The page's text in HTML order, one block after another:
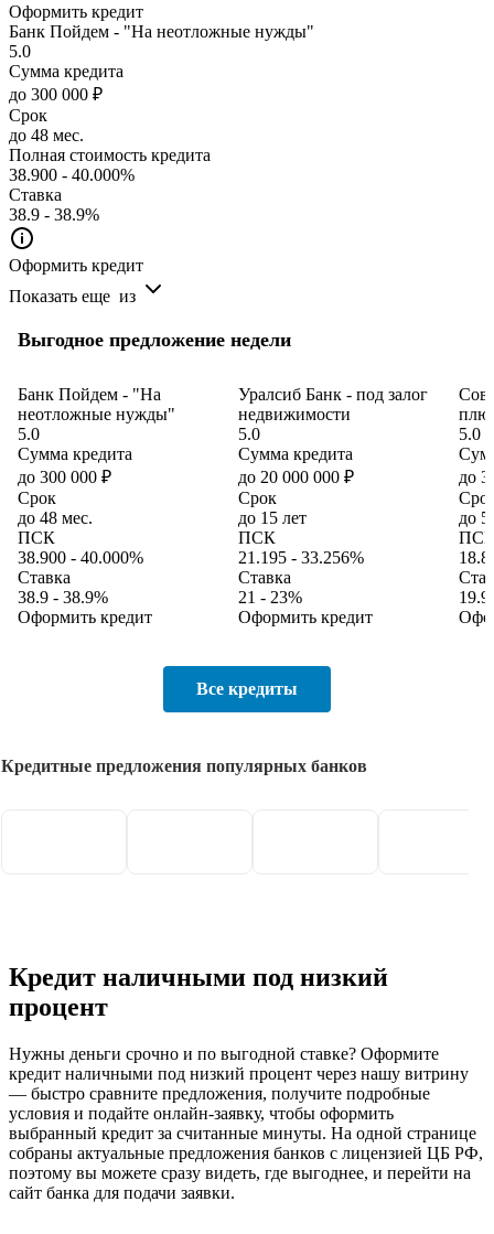
Оформить кредит
Банк Пойдем - "На неотложные нужды"
5.0
Сумма кредита
до 300 000 ₽
Срок
до 48 мес.
Полная стоимость кредита
38.900 - 40.000%
Ставка
38.9 - 38.9%
Оформить кредит
Показать еще из
Выгодное предложение недели
Банк Пойдем - "На
неотложные нужды"
5.0
Сумма кредита
до 300 000 ₽
Срок
до 48 мес.
ПСК
38.900 - 40.000%
Ставка
38.9 - 38.9%
Оформить кредит
Уралсиб Банк - под залог
недвижимости
5.0
Сумма кредита
до 20 000 000 ₽
Срок
до 15 лет
ПСК
21.195 - 33.256%
Ставка
21 - 23%
Оформить кредит
5.0
до
до 5
19.9
Все кредиты
Кредитные предложения популярных банков
Кредит наличными под низкий
процент
Нужны деньги срочно и по выгодной ставке? Оформите
кредит наличными под низкий процент через нашу витрину
— быстро сравните предложения, получите подробные
условия и подайте онлайн-заявку, чтобы оформить
выбранный кредит за считанные минуты. На одной странице
собраны актуальные предложения банков с лицензией ЦБ РФ,
поэтому вы можете сразу видеть, где выгоднее, и перейти на
сайт банка для подачи заявки.